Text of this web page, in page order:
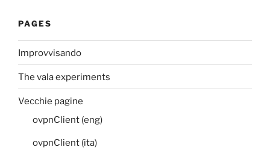
PAGES
Improvvisando
The vala experiments
Vecchie pagine
ovpnClient (eng)
ovpnClient (ita)